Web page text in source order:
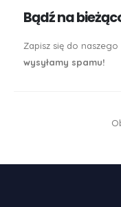
Bądź na
Zapisz się do
wysyłamy spamu!